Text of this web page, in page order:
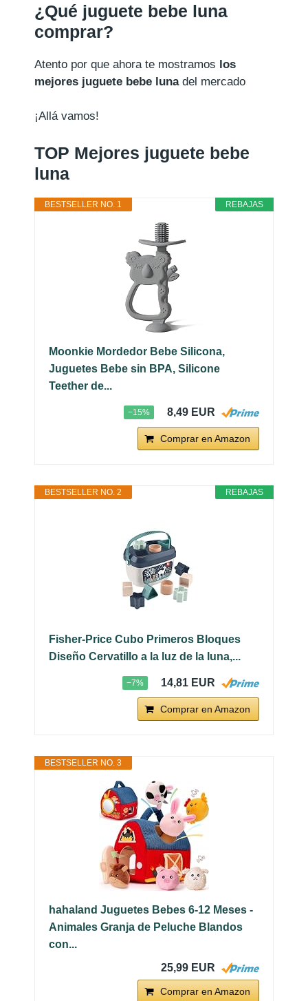
¿Qué juguete bebe luna
comprar?
Atento por que ahora te mostramos los
mejores juguete bebe lunadel mercado
¡Allá vamos!
TOP Mejores juguete bebe
luna
REBAJAS
BESTSELLER NO. 1
Moonkie Mordedor Bebe Silicona,
Juguetes Bebe sin BPA, Silicone
Teether de...
−15% 8,49 EUR
Comprar en Amazon
REBAJAS
BESTSELLER NO. 2
Fisher-Price Cubo Primeros Bloques
Diseño Cervatillo a la luz de la luna,...
−7% 14,81 EUR
Comprar en Amazon
BESTSELLER NO. 3
hahaland Juguetes Bebes 6-12 Meses -
Animales Granja de Peluche Blandos
con...
25,99 EUR
Comprar en Amazon